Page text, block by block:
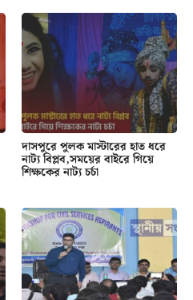
দাসপুরে পুলক মাস্টারের হাত ধরে
নাট্য বিপ্লব,সময়ের বাইরে গিয়ে
শিক্ষকের নাট্য চর্চা